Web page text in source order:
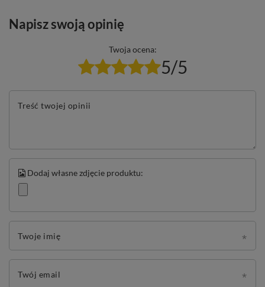
Napisz swoją opinię
Twoja ocena:
5/5
Treść twojej opinii
Dodaj własne zdjęcie produktu:
Twoje imię
Twój email